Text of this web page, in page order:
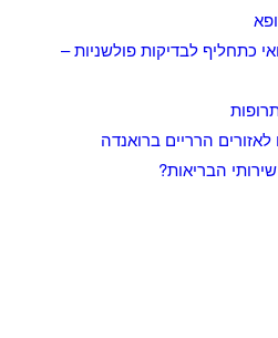
כתחליף לבדיקות פולשניות –
הרריים ברואנדה
הבריאות?